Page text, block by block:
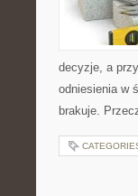
decyzje, a
odniesienia w
brakuje.